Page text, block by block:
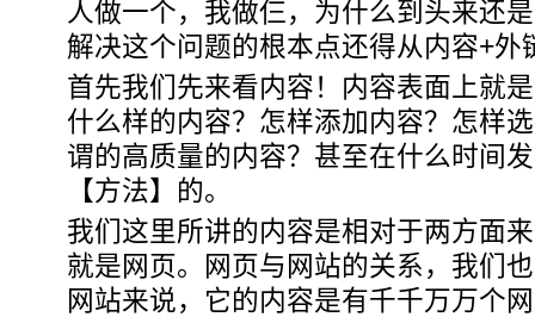
人做一个，我做仨，为什么到头来还
解决这个问题的根本点还得从内容+外
首先我们先来看内容！内容表面上就
什么样的内容？怎样添加内容？怎样
谓的高质量的内容？甚至在什么时间
【方法】的。
我们这里所讲的内容是相对于两方面
就是网页。网页与网站的关系，我们
网站来说，它的内容是有千千万万个